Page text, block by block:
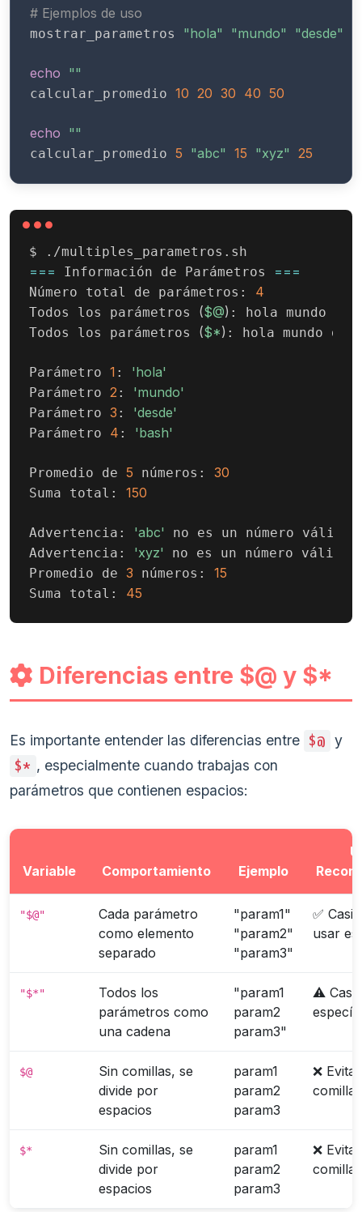
# Ejemplos de uso
mostrar_parametros "hola" "mundo" "desde"
echo ""
calcular_promedio 10 20 30 40 50
echo ""
calcular_promedio 5 "abc" 15 "xyz" 25
== = Información de Parámetros == =
Número total de parámetros: 4
Todos los parámetros ($@) : hola mundo
Todos los parámetros ($*) : hola mundo
Parámetro 1 : 'hola'
Parámetro 2 : 'mundo'
Parámetro 3 : 'desde'
Parámetro 4 : 'bash'
Promedio de 5 números: 30
Suma total: 150
Advertencia: 'abc'
no es un número
Advertencia: 'xyz'
no es un número
Promedio de 3 números: 15
Suma total: 45
Diferencias entre $@ y $*
Es importante entender las diferencias entre $@ y
$* , especialmente cuando trabajas con
parámetros que contienen espacios:
Variable Comportamiento Ejemplo
"$@"
Cada parámetro
como elemento
separado
"param1"
"param2"
"param3"
✅ Casi
usar
"$*"
Todos los
parámetros como
una cadena
"param1
param2
param3"
⚠️
$@
Sin comillas, se
divide por
espacios
param1
param2
param3
❌
comillas
$*
Sin comillas, se
divide por
espacios
param1
param2
param3
❌
comillas